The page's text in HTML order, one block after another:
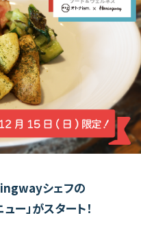
シェフの
ー」がスタート！